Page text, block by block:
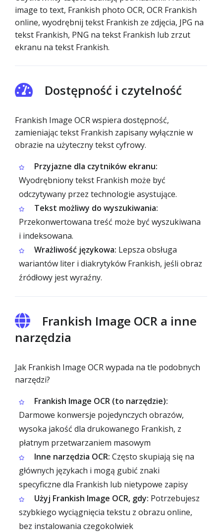
image to text, Frankish photo OCR, OCR Frankish
online, wyodrębnij tekst Frankish ze zdjęcia, JPG na
tekst Frankish, PNG na tekst Frankish lub zrzut
ekranu na tekst Frankish.
Dostępność i czytelność
Frankish Image OCR wspiera dostępność,
zamieniając tekst Frankish zapisany wyłącznie w
obrazie na użyteczny tekst cyfrowy.
Przyjazne dla czytników ekranu:
Wyodrębniony tekst Frankish może być
odczytywany przez technologie asystujące.
Tekst możliwy do wyszukiwania:
Przekonwertowana treść może być wyszukiwana
i indeksowana.
Wrażliwość językowa: Lepsza obsługa
wariantów liter i diakrytyków Frankish, jeśli obraz
źródłowy jest wyraźny.
Frankish Image OCR a inne
narzędzia
Jak Frankish Image OCR wypada na tle podobnych
narzędzi?
Frankish Image OCR (to narzędzie):
Darmowe konwersje pojedynczych obrazów,
wysoka jakość dla drukowanego Frankish, z
płatnym przetwarzaniem masowym
Inne narzędzia OCR: Często skupiają się na
głównych językach i mogą gubić znaki
specyficzne dla Frankish lub nietypowe zapisy
Użyj Frankish Image OCR, gdy: Potrzebujesz
szybkiego wyciągnięcia tekstu z obrazu online,
bez instalowania czegokolwiek